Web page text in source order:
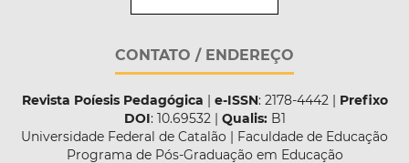
CONTATO / ENDEREÇO
Revista Poíesis Pedagógica | e-ISSN: 2178-4442 | Prefixo
DOI: 10.69532 | Qualis:B1
Universidade Federal de Catalão | Faculdade de Educação
Programa de Pós-Graduação em Educação